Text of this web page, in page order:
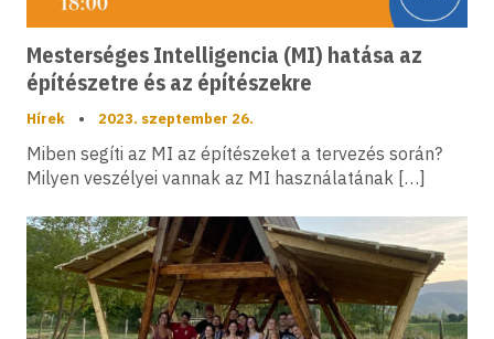
Mesterséges Intelligencia (MI) hatása az
építészetre és az építészekre
Hírek • 2023. szeptember 26.
Miben segíti az MI az építészeket a tervezés során?
Milyen veszélyei vannak az MI használatának […]